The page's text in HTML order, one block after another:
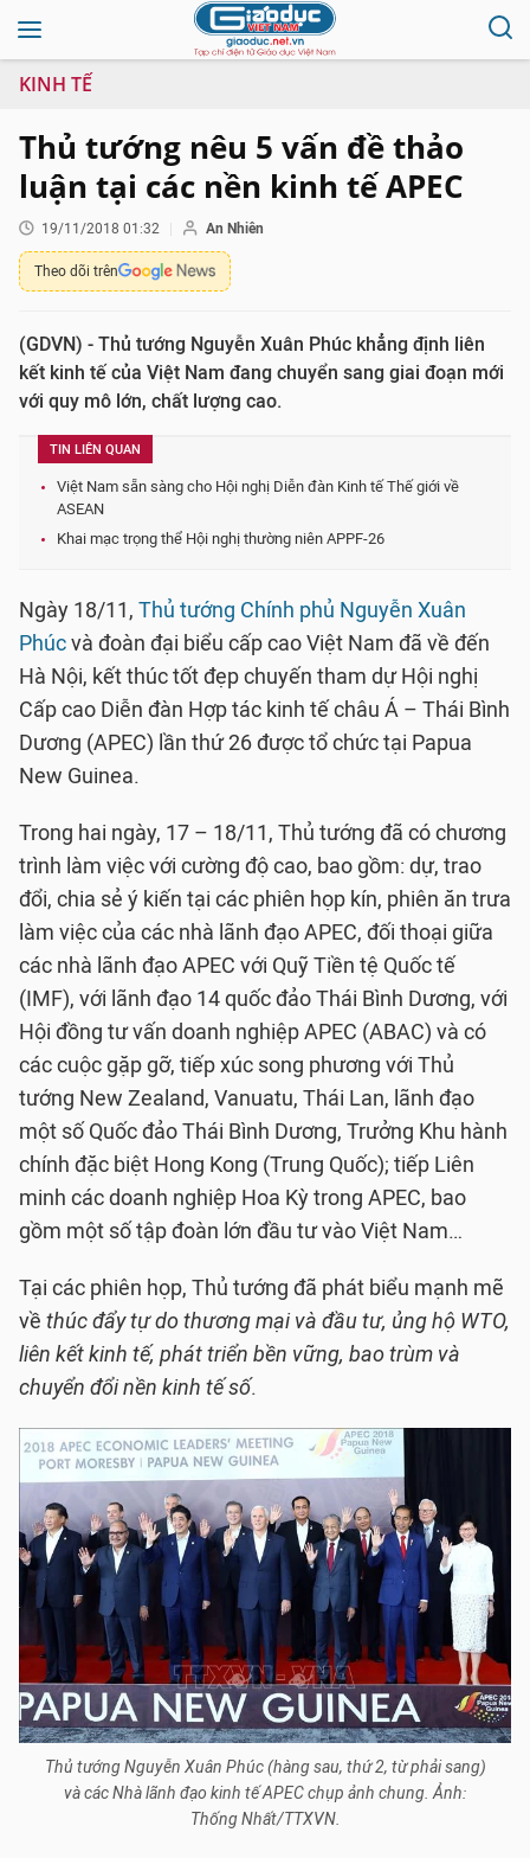
KINH TẾ
Thủ tướng nêu 5 vấn đề thảo
luận tại các nền kinh tế APEC
19/11/2018 01:32 An Nhiên
Theo dõi trên
(GDVN) - Thủ tướng Nguyễn Xuân Phúc khẳng định liên
kết kinh tế của Việt Nam đang chuyển sang giai đoạn mới
với quy mô lớn, chất lượng cao.
TIN LIÊN QUAN
Việt Nam sẵn sàng cho Hội nghị Diễn đàn Kinh tế Thế giới về
ASEAN
Khai mạc trọng thể Hội nghị thường niên APPF-26
Ngày 18/11, Thủ tướng Chính phủ Nguyễn Xuân
Phúcvà đoàn đại biểu cấp cao Việt Nam đã về đến
Hà Nội, kết thúc tốt đẹp chuyến tham dự Hội nghị
Cấp cao Diễn đàn Hợp tác kinh tế châu Á – Thái Bình
Dương (APEC) lần thứ 26 được tổ chức tại Papua
New Guinea.
Trong hai ngày, 17 – 18/11, Thủ tướng đã có chương
trình làm việc với cường độ cao, bao gồm: dự, trao
đổi, chia sẻ ý kiến tại các phiên họp kín, phiên ăn trưa
làm việc của các nhà lãnh đạo APEC, đối thoại giữa
các nhà lãnh đạo APEC với Quỹ Tiền tệ Quốc tế
(IMF), với lãnh đạo 14 quốc đảo Thái Bình Dương, với
Hội đồng tư vấn doanh nghiệp APEC (ABAC) và có
các cuộc gặp gỡ, tiếp xúc song phương với Thủ
tướng New Zealand, Vanuatu, Thái Lan, lãnh đạo
một số Quốc đảo Thái Bình Dương, Trưởng Khu hành
chính đặc biệt Hong Kong (Trung Quốc); tiếp Liên
minh các doanh nghiệp Hoa Kỳ trong APEC, bao
gồm một số tập đoàn lớn đầu tư vào Việt Nam…
Tại các phiên họp, Thủ tướng đã phát biểu mạnh mẽ
về thúc đẩy tự do thương mại và đầu tư, ủng hộ WTO,
liên kết kinh tế, phát triển bền vững, bao trùm và
chuyển đổi nền kinh tế số.
Thủ tướng Nguyễn Xuân Phúc (hàng sau, thứ 2, từ phải sang)
và các Nhà lãnh đạo kinh tế APEC chụp ảnh chung. Ảnh:
Thống Nhất/TTXVN.